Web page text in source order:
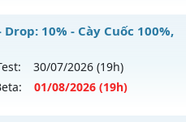
VUI VẺ
chủLORENCIA vào 19h
Drop: 10% - Cày Cuốc 100%,
30/07/2026 (19h)
01/08/2026 (19h)